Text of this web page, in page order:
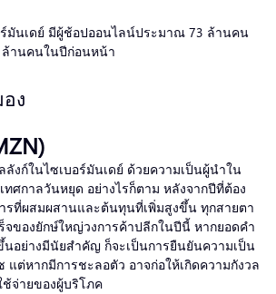
มันเดย์ มีผู้ช้อปออนไลน์ประมาณ 73 ล้านคน
ล้านคนในปีก่อนหน้า
ง
ลังก์ในไซเบอร์มันเดย์ ด้วยความเป็นผู้นำใน
ศกาลวันหยุด อย่างไรก็ตาม หลังจากปีที่ต้อง
รที่ผสมผสานและต้นทุนที่เพิ่มสูงขึ้น ทุกสายตา
จของยักษ์ใหญ่วงการค้าปลีกในปีนี้ หากยอดคำ
นอย่างมีนัยสำคัญ ก็จะเป็นการยืนยันความเป็น
แต่หากมีการชะลอตัว อาจก่อให้เกิดความกังวล
จ่ายของผู้บริโภค